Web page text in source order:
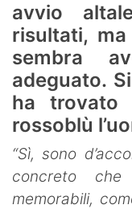
avvio
risultati,
sembra
adeguato.
ha trovato
rossoblù
“Sì, sono
concreto
memorabili,